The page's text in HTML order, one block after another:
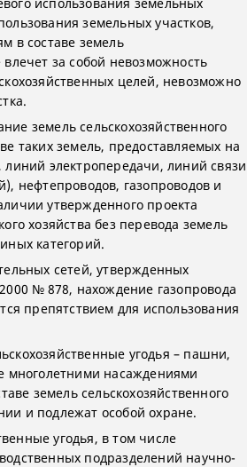
земельных участков,
в составе земель
за собой невозможность
целей, невозможно
земель сельскохозяйственного
таких земель, предоставляемых на
линий электропередачи, линий связи
нефтепроводов, газопроводов и
утвержденного проекта
хозяйства без перевода земель
категорий.
сетей, утвержденных
№ 878, нахождение газопровода
препятствием для использования
угодья – пашни,
многолетними насаждениями
земель сельскохозяйственного
и подлежат особой охране.
угодья, в том числе
подразделений научно-